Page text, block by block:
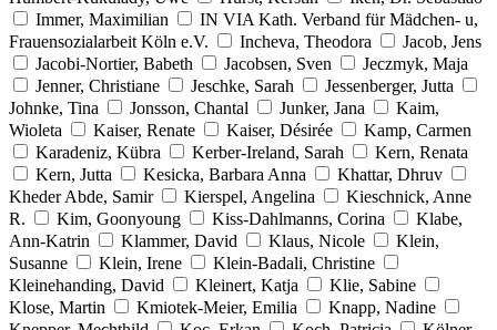
Immer, Maximilian
IN VIA Kath. Verband für Mädchen- u,
Frauensozialarbeit Köln e.V.
Incheva, Theodora
Jacob, Jens
Jacobi-Nortier, Babeth
Jacobsen, Sven
Jeczmyk, Maja
Jenner, Christiane
Jeschke, Sarah
Jessenberger, Jutta
Johnke, Tina
Jonsson, Chantal Junker, Jana
Kaim,
Wioleta
Kaiser, Renate Kaiser, Désirée
Kamp, Carmen
Karadeniz, Kübra
Kerber-Ireland, Sarah
Kern, Renata
Kern, Jutta
Kesicka, Barbara Anna
Khattar, Dhruv
Kheder Abde, Samir
Kierspel, Angelina
Kieschnick, Anne
R.
Kim, Goonyoung Kiss-Dahlmanns, Corina
Klabe,
Ann-Katrin
Klammer, David Klaus, Nicole
Klein,
Susanne
Klein, Irene
Klein-Badali, Christine
Kleinehanding, David
Kleinert, Katja
Klie, Sabine
Klose, Martin
Kmiotek-Meier, Emilia
Knapp, Nadine